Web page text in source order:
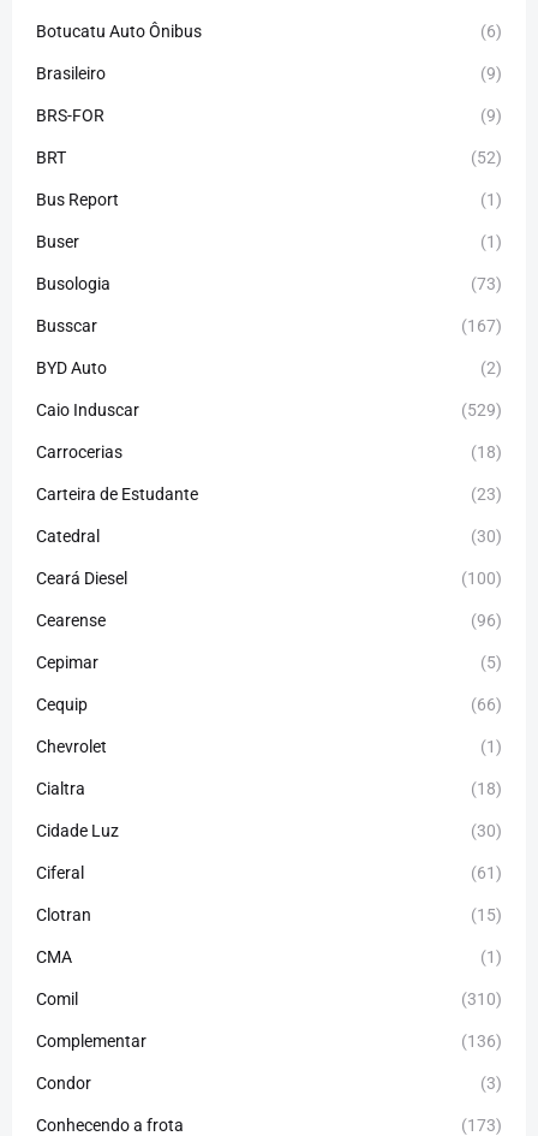
Botucatu Auto Ônibus (6)
Brasileiro (9)
BRS-FOR (9)
BRT (52)
Bus Report (1)
Buser (1)
Busologia (73)
Busscar (167)
BYD Auto (2)
Caio Induscar (529)
Carrocerias (18)
Carteira de Estudante (23)
Catedral (30)
Ceará Diesel (100)
Cearense (96)
Cepimar (5)
Cequip (66)
Chevrolet (1)
Cialtra (18)
Cidade Luz (30)
Ciferal (61)
Clotran (15)
CMA (1)
Comil (310)
Complementar (136)
Condor (3)
Conhecendo a frota (173)